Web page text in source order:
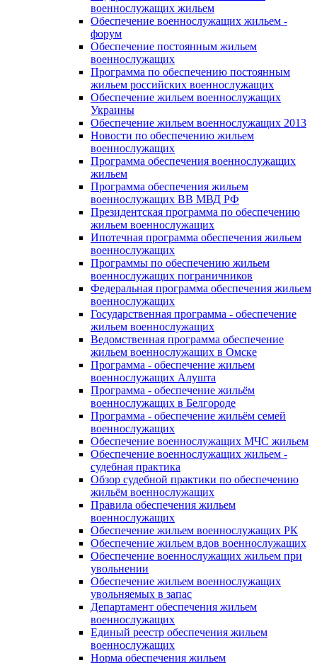
военнослужащих жильем
Обеспечение военнослужащих жильем -
форум
Обеспечение постоянным жильем
военнослужащих
Программа по обеспечению постоянным
жильем российских военнослужащих
Обеспечение жильем военнослужащих
Украины
Обеспечение жильем военнослужащих 2013
Новости по обеспечению жильем
военнослужащих
Программа обеспечения военнослужащих
жильем
Программа обеспечения жильем
военнослужащих ВВ МВД РФ
Президентская программа по обеспечению
жильем военнослужащих
Ипотечная программа обеспечения жильем
военнослужащих
Программы по обеспечению жильем
военнослужащих пограничников
Федеральная программа обеспечения жильем
военнослужащих
Государственная программа - обеспечение
жильем военнослужащих
Ведомственная программа обеспечение
жильем военнослужащих в Омске
Программа - обеспечение жильем
военнослужащих Алушта
Программа - обеспечение жильём
военнослужащих в Белгороде
Программа - обеспечение жильём семей
военнослужащих
Обеспечение военнослужащих МЧС жильем
Обеспечение военнослужащих жильем -
судебная практика
Обзор судебной практики по обеспечению
жильём военнослужащих
Правила обеспечения жильем
военнослужащих
Обеспечение жильем военнослужащих РК
Обеспечение жильем вдов военнослужащих
Обеспечение военнослужащих жильем при
увольнении
Обеспечение жильем военнослужащих
увольняемых в запас
Департамент обеспечения жильем
военнослужащих
Единый реестр обеспечения жильем
военнослужащих
Норма обеспечения жильем